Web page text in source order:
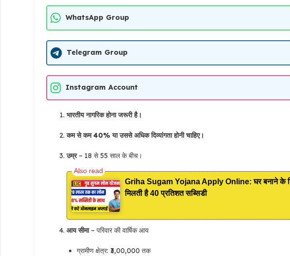
WhatsApp Group
Telegram Group
Instagram Account
भारतीय नागरिक होना जरूरी है।
कम से कम 40% या उससे अधिक दिव्यांगता होनी चाहिए।
उम्र– 18 से 55 साल के बीच।
Griha Sugam Yojana Apply Online: घर बनाने के
मिलती है 40 प्रतिशत सब्सिडी
आय सीमा– परिवार की वार्षिक आय
ग्रामीण क्षेत्र: ₹3,00,000 तक